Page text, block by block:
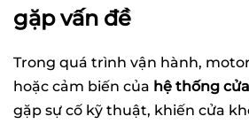
gặp vấn đề
Trong quá trình vận hành,
hoặc cảm biến của hệ thống
gặp sự cố kỹ thuật, khiến cửa